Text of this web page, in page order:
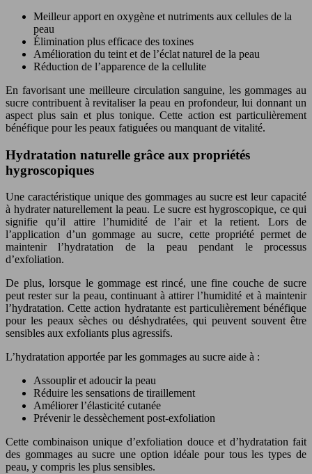
Meilleur apport en oxygène et nutriments aux cellules de la
peau
Élimination plus efficace des toxines
Amélioration du teint et de l’éclat naturel de la peau
Réduction de l’apparence de la cellulite
En favorisant une meilleure circulation sanguine, les gommages au
sucre contribuent à revitaliser la peau en profondeur, lui donnant un
aspect plus sain et plus tonique. Cette action est particulièrement
bénéfique pour les peaux fatiguées ou manquant de vitalité.
Hydratation naturelle grâce aux propriétés
hygroscopiques
Une caractéristique unique des gommages au sucre est leur capacité
à hydrater naturellement la peau. Le sucre est hygroscopique, ce qui
signifie qu’il attire l’humidité de l’air et la retient. Lors de
l’application d’un gommage au sucre, cette propriété permet de
maintenir l’hydratation de la peau pendant le processus
d’exfoliation.
De plus, lorsque le gommage est rincé, une fine couche de sucre
peut rester sur la peau, continuant à attirer l’humidité et à maintenir
l’hydratation. Cette action hydratante est particulièrement bénéfique
pour les peaux sèches ou déshydratées, qui peuvent souvent être
sensibles aux exfoliants plus agressifs.
L’hydratation apportée par les gommages au sucre aide à :
Assouplir et adoucir la peau
Réduire les sensations de tiraillement
Améliorer l’élasticité cutanée
Prévenir le dessèchement post-exfoliation
Cette combinaison unique d’exfoliation douce et d’hydratation fait
des gommages au sucre une option idéale pour tous les types de
peau, y compris les plus sensibles.